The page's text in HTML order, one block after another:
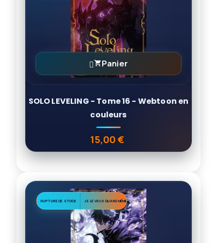
Panier
SOLO LEVELING - Tome 16 - Webtoon en
couleurs
Prix
15,00 €
RUPTURE DE STOCK JE LE VEUX QUAND MÊME